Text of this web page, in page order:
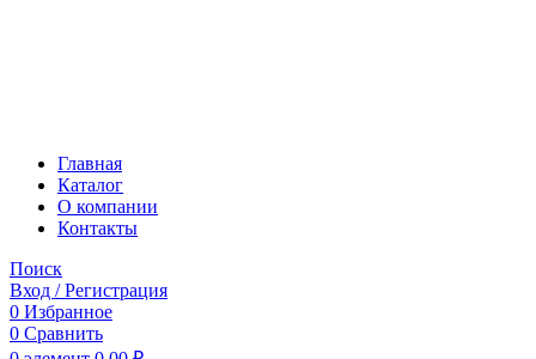
Главная
Каталог
О компании
Контакты
Поиск
Вход / Регистрация
0 Избранное
0 Сравнить